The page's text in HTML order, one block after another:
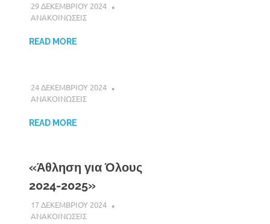
29 ΔΕΚΕΜΒΡΙΟΥ 2024
ΑΝΑΚΟΙΝΩΣΕΙΣ
READ MORE
24 ΔΕΚΕΜΒΡΙΟΥ 2024
ΑΝΑΚΟΙΝΩΣΕΙΣ
READ MORE
«Άθληση για Όλους
2024-2025»
17 ΔΕΚΕΜΒΡΙΟΥ 2024
ΑΝΑΚΟΙΝΩΣΕΙΣ